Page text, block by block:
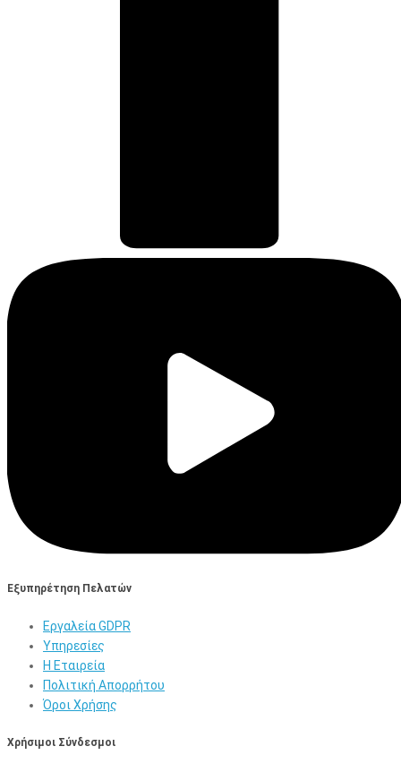
Εξυπηρέτηση Πελατών
Εργαλεία GDPR
Υπηρεσίες
Η Εταιρεία
Πολιτική Απορρήτου
Όροι Χρήσης
Χρήσιμοι Σύνδεσμοι